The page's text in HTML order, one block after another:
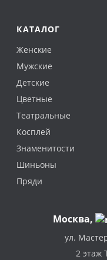
КАТАЛОГ
Женские
Мужские
Детские
Цветные
Театральные
Косплей
Знаменитости
Шиньоны
Пряди
Москва,
ул.
2 этаж